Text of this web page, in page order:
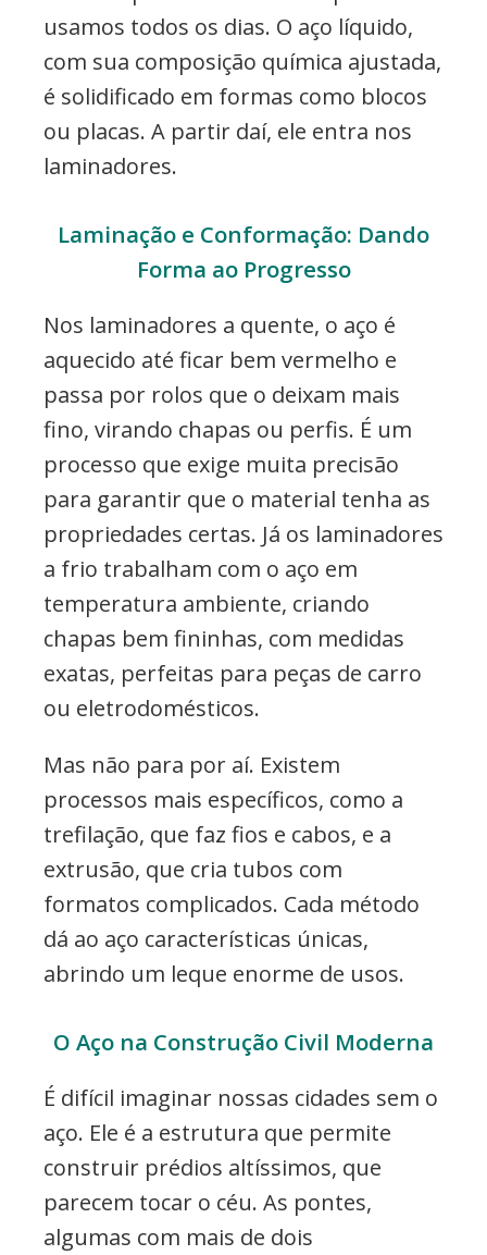
usamos todos os dias. O aço líquido,
com sua composição química ajustada,
é solidificado em formas como blocos
ou placas. A partir daí, ele entra nos
laminadores.
Laminação e Conformação: Dando
Forma ao Progresso
Nos laminadores a quente, o aço é
aquecido até ficar bem vermelho e
passa por rolos que o deixam mais
fino, virando chapas ou perfis. É um
processo que exige muita precisão
para garantir que o material tenha as
propriedades certas. Já os laminadores
a frio trabalham com o aço em
temperatura ambiente, criando
chapas bem fininhas, com medidas
exatas, perfeitas para peças de carro
ou eletrodomésticos.
Mas não para por aí. Existem
processos mais específicos, como a
trefilação, que faz fios e cabos, e a
extrusão, que cria tubos com
formatos complicados. Cada método
dá ao aço características únicas,
abrindo um leque enorme de usos.
O Aço na Construção Civil Moderna
É difícil imaginar nossas cidades sem o
aço. Ele é a estrutura que permite
construir prédios altíssimos, que
parecem tocar o céu. As pontes,
algumas com mais de dois